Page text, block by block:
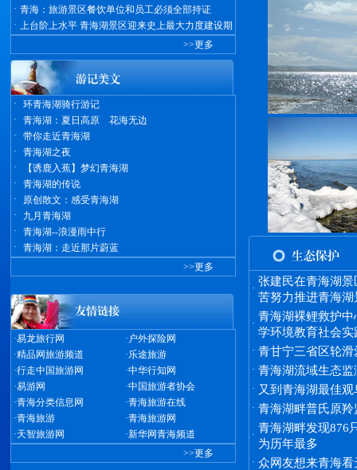
· 青海：旅游景区餐饮单位和员工必须全部持证
· 上台阶上水平 青海湖景区迎来史上最大力度建设期
>>更多
·
环青海湖骑行游记
·
青海湖：夏日高原 花海无边
·
带你走近青海湖
·
青海湖之夜
·
【诱鹿入蕉】梦幻青海湖
·
青海湖的传说
·
原创散文：感受青海湖
·
九月青海湖
·
青海湖--浪漫雨中行
·
青海湖：走近那片蔚蓝
>>更多
·易龙旅行网 · 户外探险网
·精品网旅游频道 ·乐途旅游
·行走中国旅游网 ·中华行知网
·易游网 ·中国旅游者协会
·青海分类信息网 ·青海旅游在线
·青海旅游 ·青海旅游网
·天智旅游网 ·新华网青海频道
>>更多
·
张建民在青海湖
苦努力推进青海湖
·
青海湖裸鲤救护
学环境教育社会实
· 青甘宁三省区轮滑
· 青海湖流域生态
· 又到青海湖最佳观
· 青海湖畔普氏原
·
青海湖畔发现876
为历年最多
· 众网友想来青海看